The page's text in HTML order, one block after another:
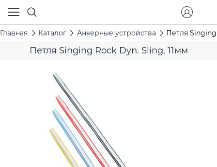
Главная Каталог Анкерные устройства Петля
Петля Singing Rock Dyn. Sling, 11мм